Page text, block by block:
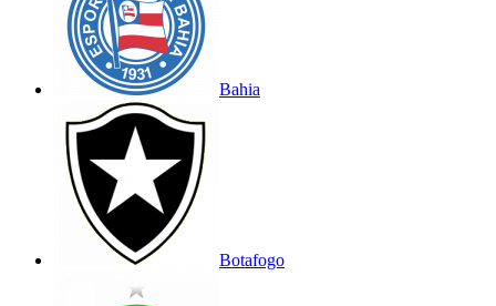
Bahia
Botafogo